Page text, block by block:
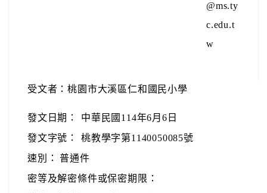
@ms.ty
c.edu.t
w
受文者：桃園市大溪區仁和國民小學
發文日期：
中華民國114年6月6日
發文字號：
桃教學字第1140050085號
速別： 普通件
密等及解密條件或保密期限：